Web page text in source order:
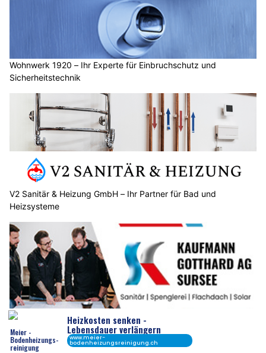
Wohnwerk 1920 – Ihr Experte für Einbruchschutz und
Sicherheitstechnik
V2 Sanitär & Heizung GmbH – Ihr Partner für Bad und
Heizsysteme
Kaufmann Gotthard AG punktet mit starken Lösungen für
Flachdach und Solartechnik